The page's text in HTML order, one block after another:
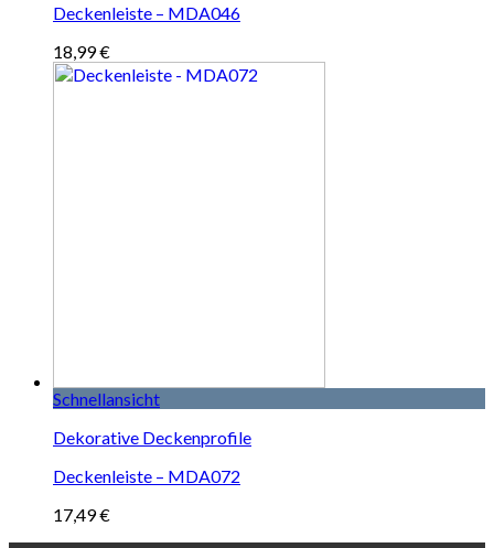
Deckenleiste – MDA046
18,99€
Schnellansicht
Dekorative Deckenprofile
Deckenleiste – MDA072
17,49€